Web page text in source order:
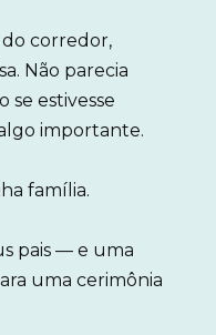
do corredor,
Não parecia
se estivesse
importante.
família.
pais — e uma
uma cerimônia